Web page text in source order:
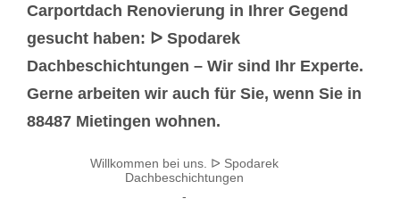
Carportdach Renovierung in Ihrer Gegend
gesucht haben: ᐅ Spodarek
Dachbeschichtungen – Wir sind Ihr Experte.
Gerne arbeiten wir auch für Sie, wenn Sie in
88487 Mietingen wohnen.
Willkommen bei uns. ᐅ Spodarek
Dachbeschichtungen
-